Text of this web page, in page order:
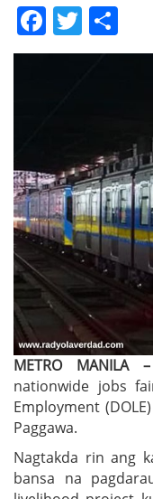
METRO MANILA
nationwide jobs
Employment
Paggawa.
Nagtakda rin ang
bansa na